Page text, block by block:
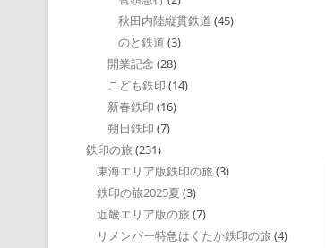
秋田内陸縦貫鉄道 (45)
のと鉄道 (3)
開業記念 (28)
こども鉄印 (14)
新春鉄印 (16)
朔日鉄印 (7)
鉄印の旅 (231)
東海エリア版鉄印の旅 (3)
鉄印の旅2025夏 (3)
近畿エリア版の旅 (7)
リメンバー特急はくたか鉄印の旅 (4)